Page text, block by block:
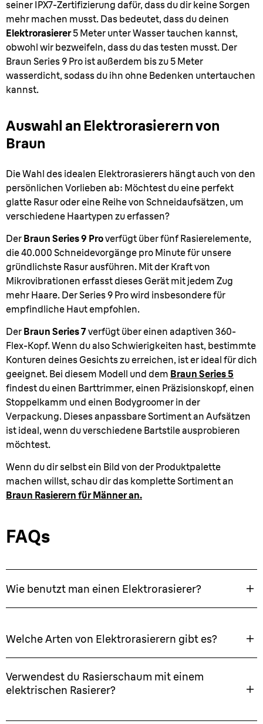
seiner IPX7-Zertifizierung dafür, dass du dir keine Sorgen
mehr machen musst. Das bedeutet, dass du deinen
Elektrorasierer5 Meter unter Wasser tauchen kannst,
obwohl wir bezweifeln, dass du das testen musst. Der
Braun Series 9 Pro ist außerdem bis zu 5 Meter
wasserdicht, sodass du ihn ohne Bedenken untertauchen
kannst.
Auswahl an Elektrorasierern von
Braun
Die Wahl des idealen Elektrorasierers hängt auch von den
persönlichen Vorlieben ab: Möchtest du eine perfekt
glatte Rasur oder eine Reihe von Schneidaufsätzen, um
verschiedene Haartypen zu erfassen?
Der Braun Series 9 Proverfügt über fünf Rasierelemente,
die 40.000 Schneidevorgänge pro Minute für unsere
gründlichste Rasur ausführen. Mit der Kraft von
Mikrovibrationen erfasst dieses Gerät mit jedem Zug
mehr Haare. Der Series 9 Pro wird insbesondere für
empfindliche Haut empfohlen.
Der Braun Series 7verfügt über einen adaptiven 360-
Flex-Kopf. Wenn du also Schwierigkeiten hast, bestimmte
Konturen deines Gesichts zu erreichen, ist er ideal für dich
geeignet. Bei diesem Modell und dem Braun Series 5
findest du einen Barttrimmer, einen Präzisionskopf, einen
Stoppelkamm und einen Bodygroomer in der
Verpackung. Dieses anpassbare Sortiment an Aufsätzen
ist ideal, wenn du verschiedene Bartstile ausprobieren
möchtest.
Wenn du dir selbst ein Bild von der Produktpalette
machen willst, schau dir das komplette Sortiment an
Braun Rasierern für Männer an.
FAQs
Wie benutzt man einen Elektrorasierer?
Welche Arten von Elektrorasierern gibt es?
Verwendest du Rasierschaum mit einem
elektrischen Rasierer?